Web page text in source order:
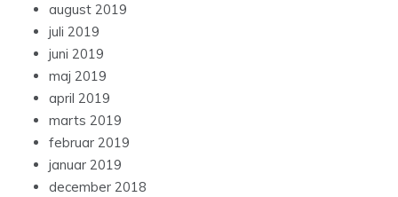
august 2019
juli 2019
juni 2019
maj 2019
april 2019
marts 2019
februar 2019
januar 2019
december 2018